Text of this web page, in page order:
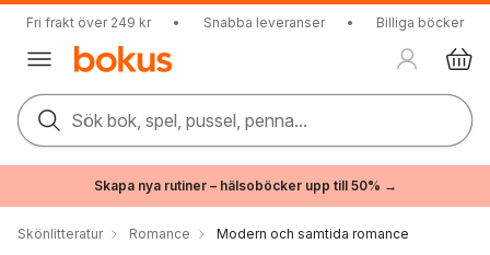
Fri frakt över 249 kr • Snabba leveranser • Billiga böcker
Sök bok, spel, pussel, penna...
Skapa nya rutiner – hälsoböcker upp till 50% →
Skönlitteratur Romance Modern och samtida romance